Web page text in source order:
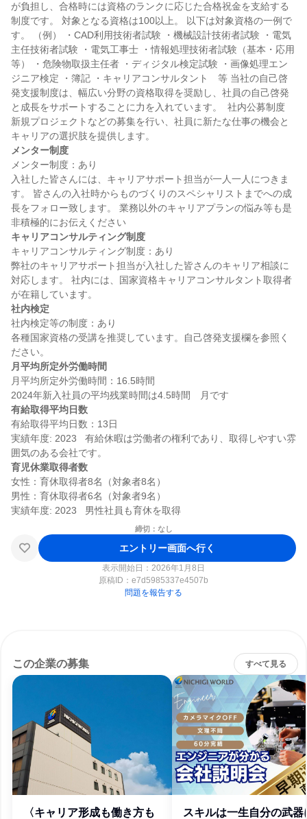
が負担し、合格時には資格のランクに応じた合格祝金を支給する
制度です。 対象となる資格は100以上。 以下は対象資格の一例で
す。 （例） ・CAD利用技術者試験 ・機械設計技術者試験 ・電気
主任技術者試験 ・電気工事士 ・情報処理技術者試験（基本・応用
等） ・危険物取扱主任者 ・ディジタル検定試験 ・画像処理エン
ジニア検定 ・簿記 ・キャリアコンサルタント　等 当社の自己啓
発支援制度は、幅広い分野の資格取得を奨励し、社員の自己啓発
と成長をサポートすることに力を入れています。  社内公募制度
新規プロジェクトなどの募集を行い、社員に新たな仕事の機会と
メンター制度
メンター制度：あり
入社した皆さんには、キャリアサポート担当が一人一人につきま
す。 皆さんの入社時からものづくりのスペシャリストまでへの成
長をフォロー致します。 業務以外のキャリアプランの悩み等も是
キャリアコンサルティング制度
キャリアコンサルティング制度：あり
弊社のキャリアサポート担当が入社した皆さんのキャリア相談に
対応します。 社内には、国家資格キャリアコンサルタント取得者
社内検定
社内検定等の制度：あり
各種国家資格の受講を推奨しています。自己啓発支援欄を参照く
月平均所定外労働時間
月平均所定外労働時間：16.5時間
有給取得平均日数
有給取得平均日数：13日
実績年度: 2023   有給休暇は労働者の権利であり、取得しやすい雰
育児休業取得者数
女性：育休取得者8名（対象者8名）
男性：育休取得者6名（対象者9名）
締切：なし
エントリー画面へ行く
表示開始日：2026年1月8日
原稿ID： e7d5985337e4507b
問題を報告する
この企業の募集 すべて見る
〈キャリア形成も働き方も
スキルは一生自分の武器